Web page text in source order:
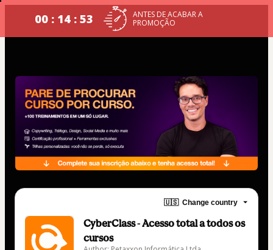
00 : 14 : 53
ANTES DE ACABAR A
PROMOÇÃO
🇺🇸 Change country
CyberClass - Acesso total a todos os
cursos